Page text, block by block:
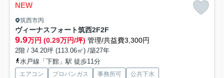
NEW
筑西市丙
ヴィーナスフォート筑西2F2F
9.9万円 (0.29万円/坪) 管理/共益費3,300円
2階 / 34.20坪 (113.06㎡) /築27年
水戸線「下館」駅 徒歩11分
エアコン プロパンガス 事務所可
公共下水